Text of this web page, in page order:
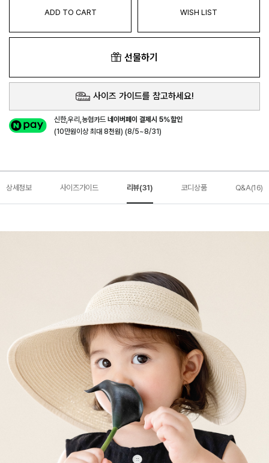
ADD TO CART WISH LIST
선물하기
사이즈 가이드를 참고하세요!
신한,우리,농협카드네이버페이 결제시 5%할인
(10만원이상 최대 8천원) (8/5~8/31)
상세정보 사이즈가이드 리뷰(31) 코디상품 Q&A(16)